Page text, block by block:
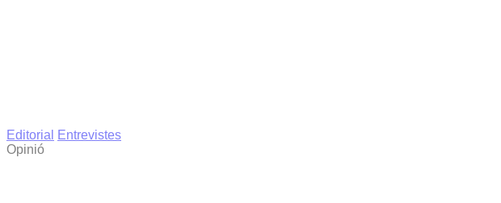
Editorial
Entrevistes
Opinió